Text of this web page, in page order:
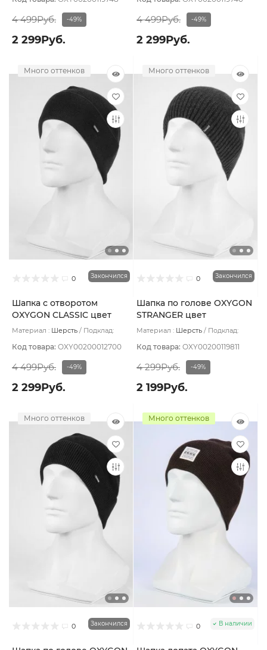
4 499Руб. -49%
2 299Руб.
4 499Руб. -49%
2 299Руб.
Много оттенков
0 Закончился
Шапка с отворотом
OXYGON CLASSIC цвет
Коричневый
Материал : Шерсть
Подклад:
Код товара: OXY00200012700
4 499Руб. -49%
2 299Руб.
Много оттенков
0 Закончился
Шапка по голове OXYGON
STRANGER цвет
Джинсовый
Материал : Шерсть
Подклад:
Код товара: OXY00200119811
4 299Руб. -49%
2 199Руб.
Много оттенков
0 Закончился
Много оттенков
0 В наличии